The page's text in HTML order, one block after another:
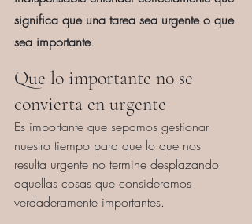
significa que una tarea sea urgente o que
sea importante.
Que lo importante no se
convierta en urgente
Es importante que sepamos gestionar
nuestro tiempo para que lo que nos
resulta urgente no termine desplazando
aquellas cosas que consideramos
verdaderamente importantes.